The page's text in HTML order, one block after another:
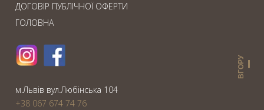
ДОГОВІР ПУБЛІЧНОЇ ОФЕРТИ
ГОЛОВНА
ВГОРУ
м.Львiв вул.Любiнська 104
+38 067 674 74 76